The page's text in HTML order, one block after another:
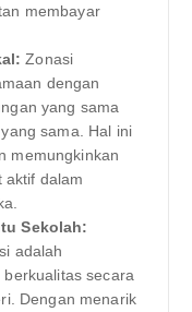
membayar
Zonasi
dengan
yang sama
sama. Hal ini
memungkinkan
aktif dalam
Sekolah:
adalah
secara
Dengan menarik